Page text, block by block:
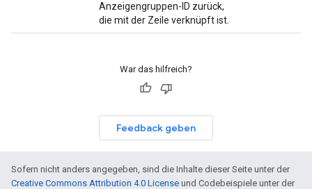
Anzeigengruppen-ID zurück,
die mit der Zeile verknüpft ist.
War das hilfreich?
Feedback geben
Sofern nicht anders angegeben, sind die Inhalte dieser Seite unter der
Creative Commons Attribution 4.0 License und Codebeispiele unter der